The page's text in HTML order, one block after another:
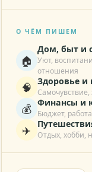
О ЧЁМ ПИШЕМ
🏠
Дом, быт и
Уют,
отношения
🧠 Здоровье и
💰 Финансы и
Бюджет,
✈️ Отдых, хобби,